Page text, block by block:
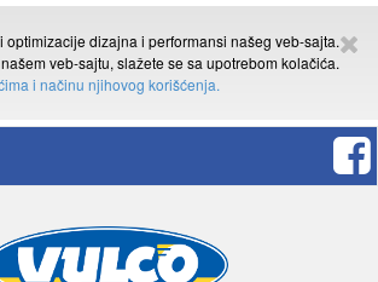
optimizacije dizajna i performansi našeg veb-sajta.
veb-sajtu, slažete se sa upotrebom kolačića.
i načinu njihovog korišćenja.